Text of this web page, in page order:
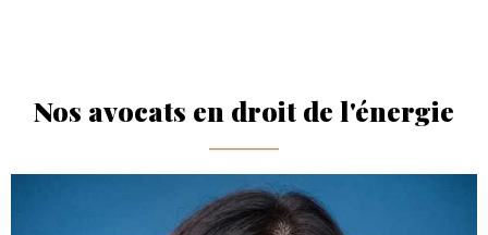
Nos avocats en droit de l'énergie